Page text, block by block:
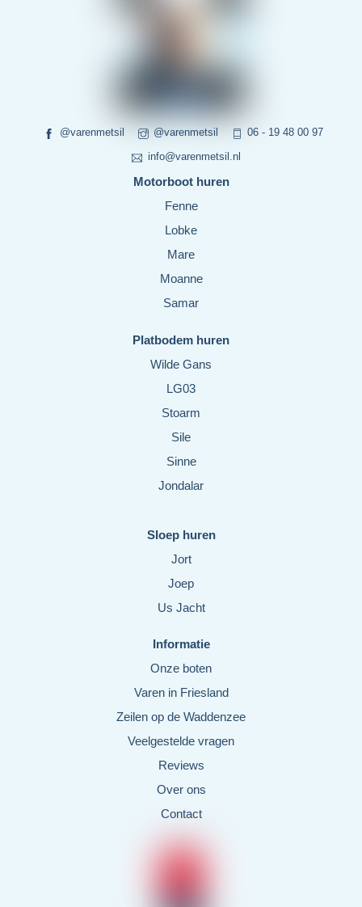
@varenmetsil @varenmetsil 06 - 19 48 00 97
info@varenmetsil.nl
Motorboot huren
Fenne
Lobke
Mare
Moanne
Samar
Platbodem huren
Wilde Gans
LG03
Stoarm
Sile
Sinne
Jondalar
Sloep huren
Jort
Joep
Us Jacht
Informatie
Onze boten
Varen in Friesland
Zeilen op de Waddenzee
Veelgestelde vragen
Reviews
Over ons
Contact